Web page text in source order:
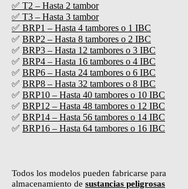
✅ T2 – Hasta 2 tambor
✅ T3 – Hasta 3 tambor
✅ BRP1 – Hasta 4 tambores o 1 IBC
✅ BRP2 – Hasta 8 tambores o 2 IBC
✅ BRP3 – Hasta 12 tambores o 3 IBC
✅ BRP4 – Hasta 16 tambores o 4 IBC
✅ BRP6 – Hasta 24 tambores o 6 IBC
✅ BRP8 – Hasta 32 tambores o 8 IBC
✅ BRP10 – Hasta 40 tambores o 10 IBC
✅ BRP12 – Hasta 48 tambores o 12 IBC
✅ BRP14 – Hasta 56 tambores o 14 IBC
✅ BRP16 – Hasta 64 tambores o 16 IBC
Todos los modelos pueden fabricarse para
almacenamiento de sustancias peligrosas